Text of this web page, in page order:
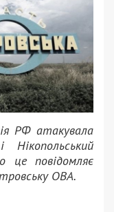
РФ атакувала
Нікопольський
це повідомляє
ОВА.